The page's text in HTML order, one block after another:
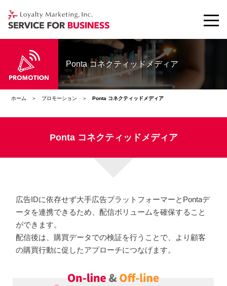
Ponta コネクティッドメディア
ホーム プロモーション Ponta コネクティッドメディア
Ponta コネクティッドメディア
広告IDに依存せず大手広告プラットフォーマーとPontaデ
ータを連携できるため、配信ボリュームを確保すること
ができます。
配信後は、購買データでの検証を行うことで、より顧客
の購買行動に促したアプローチにつなげます。